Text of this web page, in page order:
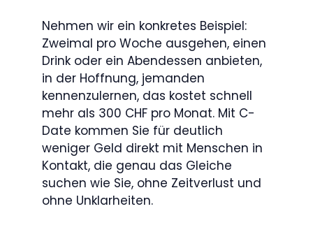
Nehmen wir ein konkretes Beispiel:
Zweimal pro Woche ausgehen, einen
Drink oder ein Abendessen anbieten,
in der Hoffnung, jemanden
kennenzulernen, das kostet schnell
mehr als 300 CHF pro Monat. Mit C-
Date kommen Sie für deutlich
weniger Geld direkt mit Menschen in
Kontakt, die genau das Gleiche
suchen wie Sie, ohne Zeitverlust und
ohne Unklarheiten.